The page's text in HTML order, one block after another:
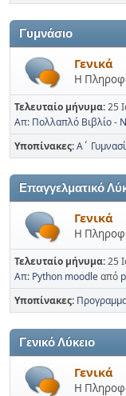
Γυμνάσιο
Γενικά
Η
Τελευταίο μήνυμα:25
Απ: Πολλαπλό Βιβλίο -
Υποπίνακες Α΄
Επαγγελματικό
Γενικά
Η
Τελευταίο μήνυμα:25
Απ: Python moodleαπό
Υποπίνακες
Γενικό Λύκειο
Γενικά
Η